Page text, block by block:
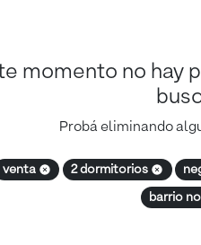
momento no hay
Probá eliminando
venta 2 dormitorios
barrio